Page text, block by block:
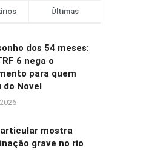
Últimas
dos 54 meses:
6 nega o
para quem
do Novel
mostra
grave no rio